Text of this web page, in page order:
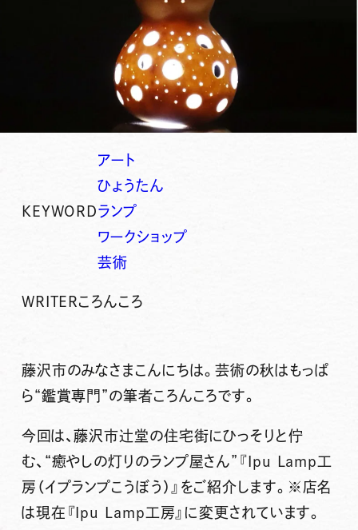
KEYWORD
アート
ひょうたん
ランプ
ワークショップ
芸術
WRITERころんころ
藤沢市のみなさまこんにちは。芸術の秋はもっぱ
ら“鑑賞専門”の筆者ころんころです。
今回は、藤沢市辻堂の住宅街にひっそりと佇
む、 “癒やしの灯りのランプ屋さん”『Ipu Lamp工
房（イプランプこうぼう）』 をご紹介します。※店名
は現在『Ipu Lamp工房』に変更されています。